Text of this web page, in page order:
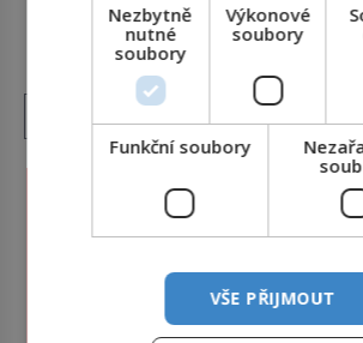
metody jsou překvapivě
principy používají chirurgové
DALŠÍ ČLÁNKY Z
Nezbytně
nutné
soubory
Výkonové
soubory
Funkční soubory
VŠE PŘIJMOUT